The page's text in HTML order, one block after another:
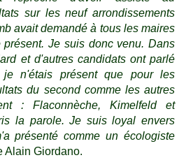
sur les neuf arrondissements
avait demandé à tous les maires
présent. Je suis donc venu. Dans
et d'autres candidats ont parlé
je n'étais présent que pour les
du second comme les autres
: Flaconnèche, Kimelfeld et
la parole. Je suis loyal envers
présenté comme un écologiste
Alain Giordano.